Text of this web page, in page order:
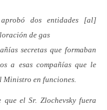
dos entidades [al]
de gas
secretas que formaban
a esas compañías que le
Ministro en funciones.
que el Sr. Zlochevsky fuera